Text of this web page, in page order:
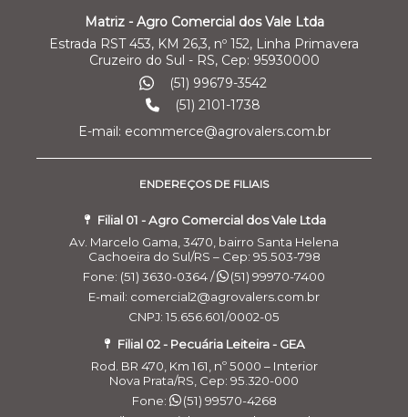
Matriz - Agro Comercial dos Vale Ltda
Estrada RST 453, KM 26,3, nº 152, Linha Primavera
Cruzeiro do Sul - RS, Cep: 95930000
(51) 99679-3542
(51) 2101-1738
E-mail: ecommerce@agrovalers.com.br
ENDEREÇOS DE FILIAIS
Filial 01 - Agro Comercial dos Vale Ltda
Av. Marcelo Gama, 3470, bairro Santa Helena
Cachoeira do Sul/RS – Cep: 95.503-798
Fone: (51) 3630-0364 /
(51) 99970-7400
E-mail: comercial2@agrovalers.com.br
CNPJ: 15.656.601/0002-05
Filial 02 - Pecuária Leiteira - GEA
Rod. BR 470, Km 161, nº 5000 – Interior
Nova Prata/RS, Cep: 95.320-000
Fone:
(51) 99570-4268